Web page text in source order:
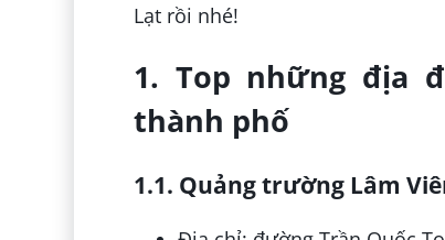
Lạt rồi nhé!
1. Top những địa
thành phố
1.1. Quảng trường Lâm